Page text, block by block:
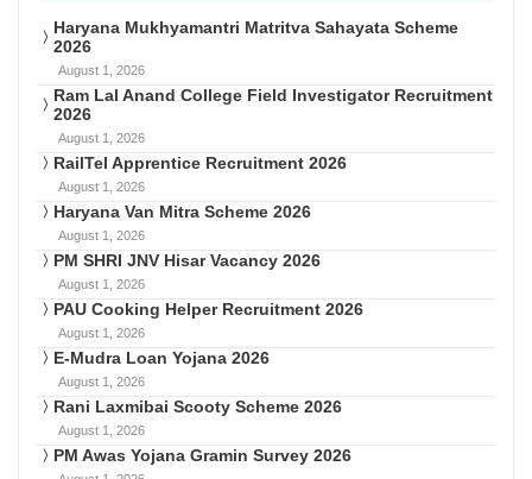
Haryana Mukhyamantri Matritva Sahayata Scheme
2026
August 1, 2026
Ram Lal Anand College Field Investigator Recruitment
2026
August 1, 2026
RailTel Apprentice Recruitment 2026
August 1, 2026
Haryana Van Mitra Scheme 2026
August 1, 2026
PM SHRI JNV Hisar Vacancy 2026
August 1, 2026
PAU Cooking Helper Recruitment 2026
August 1, 2026
E-Mudra Loan Yojana 2026
August 1, 2026
Rani Laxmibai Scooty Scheme 2026
August 1, 2026
PM Awas Yojana Gramin Survey 2026